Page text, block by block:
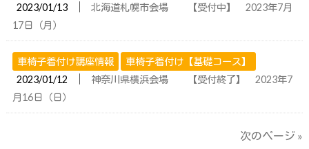
2023/01/13
北海道札幌市会場 【受付中】 2023年7月
17日（月）
車椅子着付け講座情報
車椅子着付け【基礎コース】
2023/01/12
神奈川県横浜会場 【受付終了】 2023年7
月16日（日）
次のページ »